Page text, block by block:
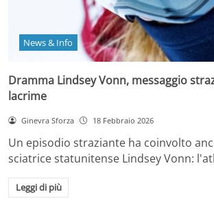
News & Info
Dramma Lindsey Vonn, messaggio
lacrime
Ginevra Sforza 18 Febbraio 2026
Un episodio straziante ha coinvolto
sciatrice statunitense Lindsey Vonn:
Leggi di più